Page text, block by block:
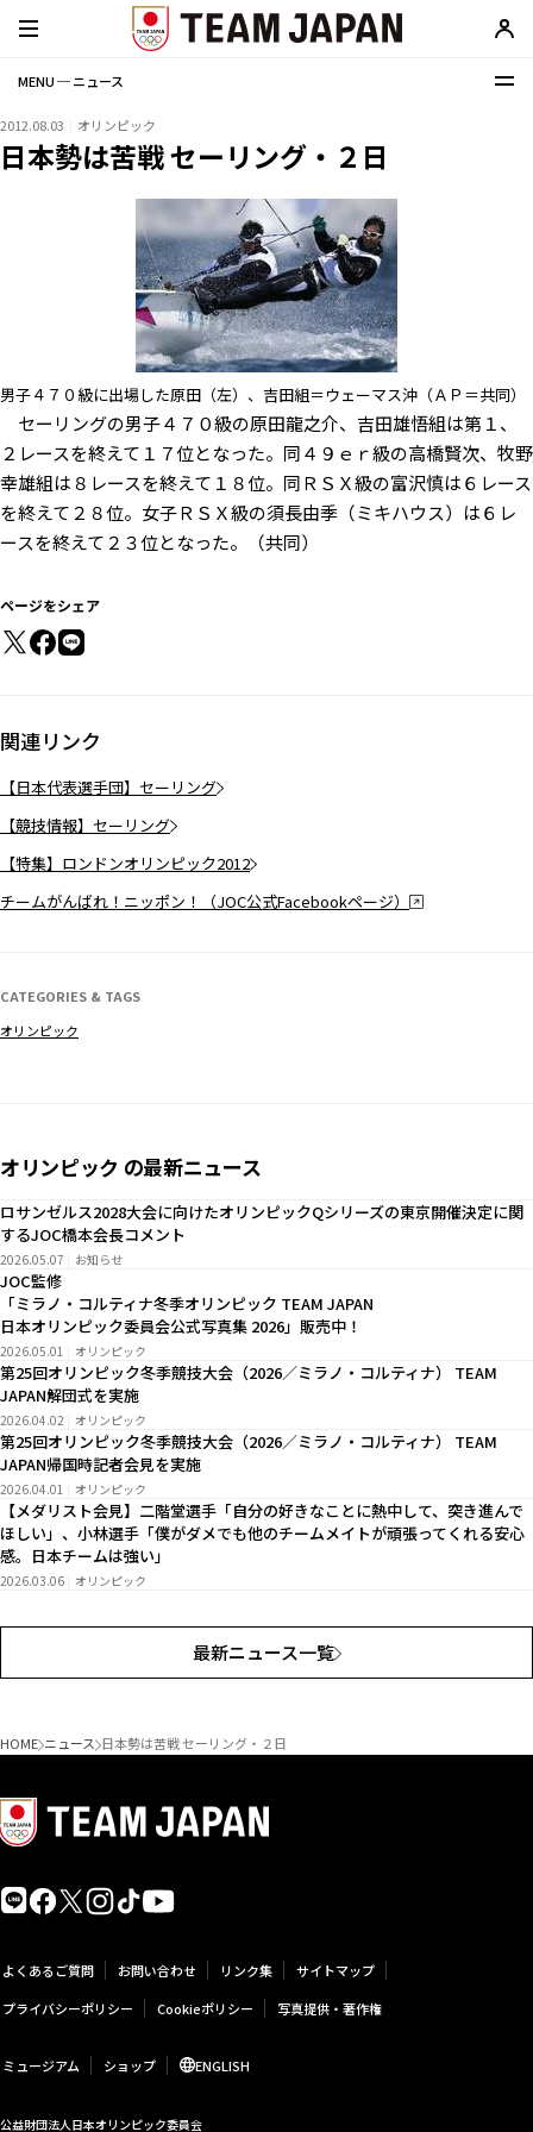
MENU ─ ニュース
2012.08.03 オリンピック
日本勢は苦戦 セーリング・２日
男子４７０級に出場した原田（左）、吉田組＝ウェーマス沖（ＡＰ＝共同）
セーリングの男子４７０級の原田龍之介、吉田雄悟組は第１、
２レースを終えて１７位となった。同４９ｅｒ級の高橋賢次、牧野
幸雄組は８レースを終えて１８位。同ＲＳＸ級の富沢慎は６レース
を終えて２８位。女子ＲＳＸ級の須長由季（ミキハウス）は６レ
ースを終えて２３位となった。（共同）
ページをシェア
関連リンク
【日本代表選手団】セーリング
【競技情報】セーリング
【特集】ロンドンオリンピック2012
チームがんばれ！ニッポン！（JOC公式Facebookページ）
CATEGORIES & TAGS
オリンピック
オリンピック の最新ニュース
ロサンゼルス2028大会に向けたオリンピックQシリーズの東京開催決定に関
するJOC橋本会長コメント
2026.05.07 お知らせ
JOC監修
「ミラノ・コルティナ冬季オリンピック TEAM JAPAN
日本オリンピック委員会公式写真集 2026」販売中！
2026.05.01 オリンピック
第25回オリンピック冬季競技大会（2026／ミラノ・コルティナ） TEAM
JAPAN解団式を実施
2026.04.02 オリンピック
第25回オリンピック冬季競技大会（2026／ミラノ・コルティナ） TEAM
JAPAN帰国時記者会見を実施
2026.04.01 オリンピック
【メダリスト会見】二階堂選手「自分の好きなことに熱中して、突き進んで
ほしい」、小林選手「僕がダメでも他のチームメイトが頑張ってくれる安心
感。日本チームは強い」
2026.03.06 オリンピック
最新ニュース一覧
HOME ニュース 日本勢は苦戦 セーリング・２日
よくあるご質問 お問い合わせ リンク集
サイトマップ
プライバシーポリシー
Cookieポリシー 写真提供・著作権
ミュージアム ショップ ENGLISH
公益財団法人日本オリンピック委員会